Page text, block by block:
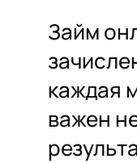
Займ
каждая
важен